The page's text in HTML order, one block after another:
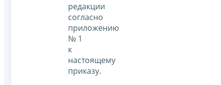
редакции
согласно
приложению
№ 1
к
настоящему
приказу.